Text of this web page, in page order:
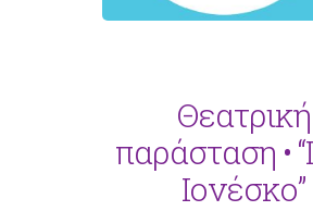
Θεατρική
παράσταση •
Ιονέσκο”